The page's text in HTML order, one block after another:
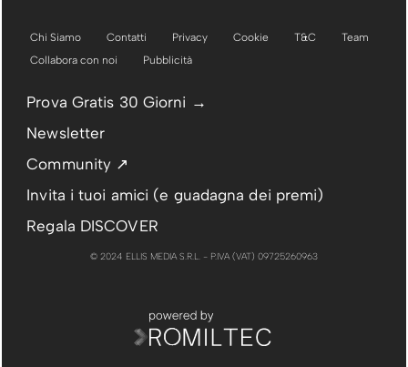
Chi Siamo Contatti Privacy Cookie T&C
Team
Collabora con noi
Pubblicità
Prova Gratis 30 Giorni →
Newsletter
Community ↗
Invita i tuoi amici (e guadagna dei premi)
Regala DISCOVER
© 2024 ELLIS MEDIA S.R.L. - P.IVA (VAT) 09725260963